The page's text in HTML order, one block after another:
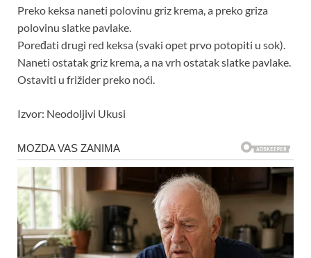
Preko keksa naneti polovinu griz krema, a preko griza
polovinu slatke pavlake.
Poređati drugi red keksa (svaki opet prvo potopiti u sok).
Naneti ostatak griz krema, a na vrh ostatak slatke pavlake.
Ostaviti u frižider preko noći.
Izvor: Neodoljivi Ukusi